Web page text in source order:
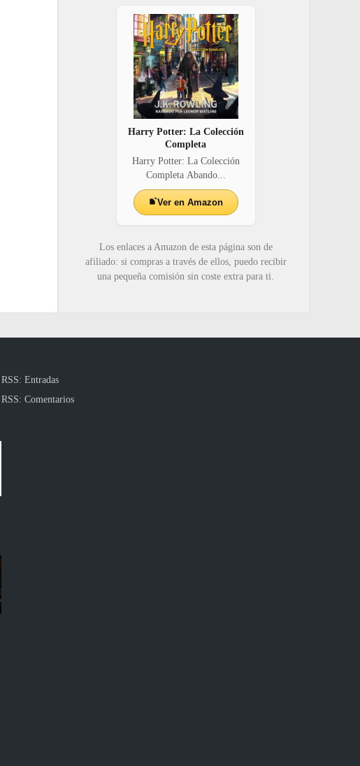
Harry Potter: La Colección
Completa
Harry Potter: La Colección
Completa Abando...
Ver en Amazon
Los enlaces a Amazon de esta página son de
afiliado: si compras a través de ellos, puedo recibir
una pequeña comisión sin coste extra para ti.
RSS: Entradas
RSS: Comentarios